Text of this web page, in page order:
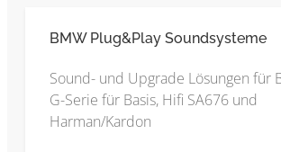
BMW Plug&Play Soundsysteme
Sound- und Upgrade Lösungen für
G-Serie für Basis, Hifi SA676 und
Harman/Kardon